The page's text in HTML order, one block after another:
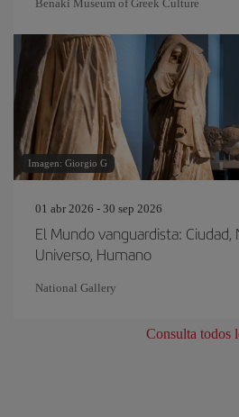
Benaki Museum of Greek Culture
Imagen: Giorgio G
01 abr 2026 - 30 sep 2026
El Mundo vanguardista: Ciudad,
Universo, Humano
National Gallery
Consulta todos